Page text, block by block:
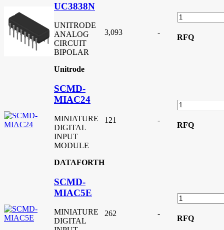
UC3838N
UNITRODE
ANALOG
CIRCUIT
BIPOLAR
Unitrode
3,093 -
RFQ
SCMD-
MIAC24
MINIATURE
DIGITAL
INPUT
MODULE
DATAFORTH
121 -
RFQ
SCMD-
MIAC5E
MINIATURE
DIGITAL
262 -
RFQ